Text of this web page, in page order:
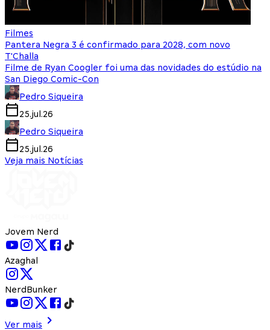
Filmes
Pantera Negra 3 é confirmado para 2028, com novo
T'Challa
Filme de Ryan Coogler foi uma das novidades do estúdio na
San Diego Comic-Con
Pedro Siqueira
25.jul.26
Pedro Siqueira
25.jul.26
Veja mais Notícias
Jovem Nerd
Azaghal
NerdBunker
Ver mais